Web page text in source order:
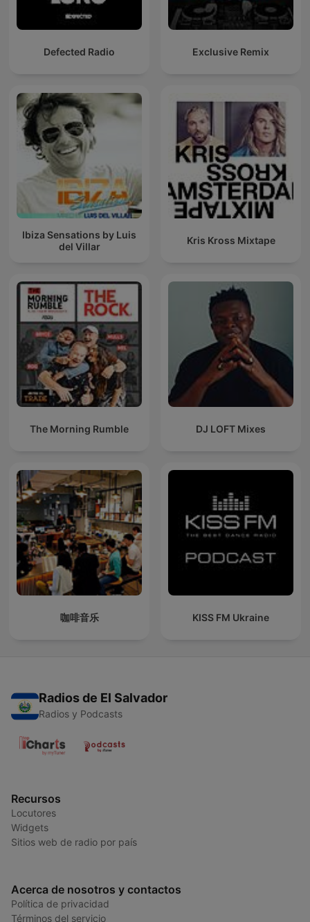
Defected Radio Exclusive Remix
Ibiza Sensations by Luis
del Villar
Kris Kross Mixtape
The Morning Rumble DJ LOFT Mixes
咖啡音乐 KISS FM Ukraine
Radios de El Salvador
Radios y Podcasts
Recursos
Locutores
Widgets
Sitios web de radio por país
Acerca de nosotros y contactos
Política de privacidad
Términos del servicio